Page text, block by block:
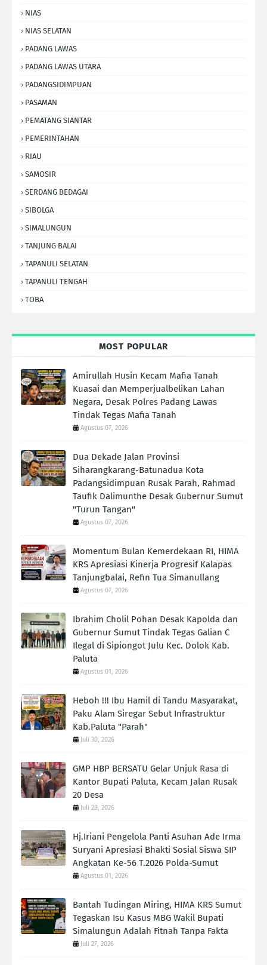
NIAS
NIAS SELATAN
PADANG LAWAS
PADANG LAWAS UTARA
PADANGSIDIMPUAN
PASAMAN
PEMATANG SIANTAR
PEMERINTAHAN
RIAU
SAMOSIR
SERDANG BEDAGAI
SIBOLGA
SIMALUNGUN
TANJUNG BALAI
TAPANULI SELATAN
TAPANULI TENGAH
TOBA
MOST POPULAR
Amirullah Husin Kecam Mafia Tanah
Kuasai dan Memperjualbelikan Lahan
Negara, Desak Polres Padang Lawas
Tindak Tegas Mafia Tanah
Agustus 07, 2026
Dua Dekade Jalan Provinsi
Siharangkarang-Batunadua Kota
Padangsidimpuan Rusak Parah, Rahmad
Taufik Dalimunthe Desak Gubernur Sumut
"Turun Tangan"
Agustus 07, 2026
Momentum Bulan Kemerdekaan RI, HIMA
KRS Apresiasi Kinerja Progresif Kalapas
Tanjungbalai, Refin Tua Simanullang
Agustus 07, 2026
Ibrahim Cholil Pohan Desak Kapolda dan
Gubernur Sumut Tindak Tegas Galian C
Ilegal di Sipiongot Julu Kec. Dolok Kab.
Paluta
Agustus 01, 2026
Heboh !!! Ibu Hamil di Tandu Masyarakat,
Paku Alam Siregar Sebut Infrastruktur
Kab.Paluta "Parah"
Juli 30, 2026
GMP HBP BERSATU Gelar Unjuk Rasa di
Kantor Bupati Paluta, Kecam Jalan Rusak
20 Desa
Juli 28, 2026
Hj.Iriani Pengelola Panti Asuhan Ade Irma
Suryani Apresiasi Bhakti Sosial Siswa SIP
Angkatan Ke-56 T.2026 Polda-Sumut
Agustus 01, 2026
Bantah Tudingan Miring, HIMA KRS Sumut
Tegaskan Isu Kasus MBG Wakil Bupati
Simalungun Adalah Fitnah Tanpa Fakta
Juli 27, 2026